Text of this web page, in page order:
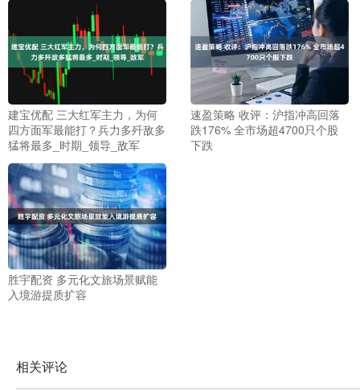
建宝优配 三大红军主力，为何
四方面军最能打？兵力多歼敌多
猛将最多_时期_领导_敌军
速盈策略 收评：沪指冲高回落
跌176% 全市场超4700只个股
下跌
胜宇配资 多元化文旅场景赋能
入境游提质扩容
相关评论